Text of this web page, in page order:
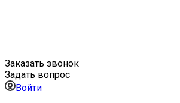
Заказать звонок
Задать вопрос
Войти